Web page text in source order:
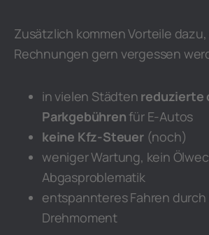
Zusätzlich kommen Vorteile
Rechnungen gern vergessen
in vielen Städten reduzierte
Parkgebühren für E-Autos
keine Kfz-Steuer(noch)
weniger Wartung, kein
Abgasproblematik
entspannteres Fahren
Drehmoment